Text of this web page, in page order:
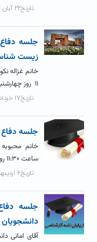
تاریخ۲۲ آبان ۱۴۰۳
جلسه
زیست
خانم غزاله
۱۱ روز چهارشنبه ۱۷ خرداد ماه ۱۴۰۲ در سالن جلسات...
تاریخ۱۷ خرداد ۱۴۰۲
جلسه دفاع
خانم
ساعت ۱۱:۳۰ روز سه شنبه ۱۲ اردیبهشت ماه ۱۴۰۲ در اتاق...
تاریخ۶ اردیبهشت ۱۴۰۲
جلسه